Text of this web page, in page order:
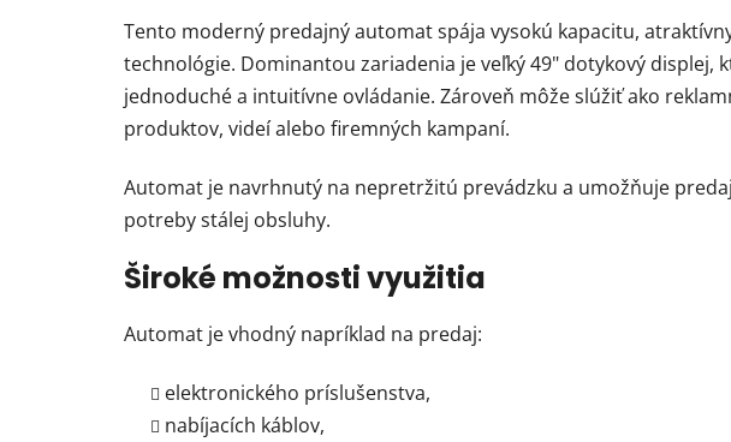
Tento moderný predajný automat spája vysokú kapacitu,
technológie. Dominantou zariadenia je veľký 49" dotykový displej,
jednoduché a intuitívne ovládanie. Zároveň môže slúžiť ako
produktov, videí alebo firemných kampaní.
Automat je navrhnutý na nepretržitú prevádzku a umožňuje
potreby stálej obsluhy.
Široké možnosti využitia
Automat je vhodný napríklad na predaj:
elektronického príslušenstva,
nabíjacích káblov,